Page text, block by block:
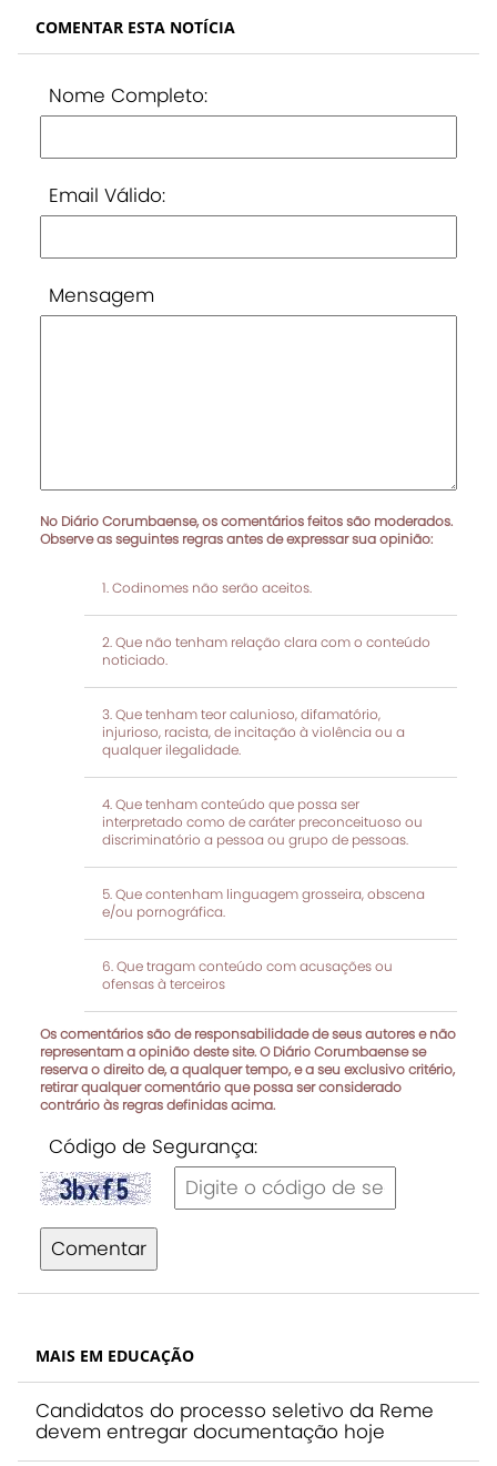
COMENTAR ESTA NOTÍCIA
Nome Completo:
Email Válido:
Mensagem
No Diário Corumbaense, os comentários feitos são moderados.
Observe as seguintes regras antes de expressar sua opinião:
Codinomes não serão aceitos.
Que não tenham relação clara com o conteúdo
noticiado.
Que tenham teor calunioso, difamatório,
injurioso, racista, de incitação à violência ou a
qualquer ilegalidade.
Que tenham conteúdo que possa ser
interpretado como de caráter preconceituoso ou
discriminatório a pessoa ou grupo de pessoas.
Que contenham linguagem grosseira, obscena
e/ou pornográfica.
Que tragam conteúdo com acusações ou
ofensas à terceiros
Os comentários são de responsabilidade de seus autores e não
representam a opinião deste site. O Diário Corumbaense se
reserva o direito de, a qualquer tempo, e a seu exclusivo critério,
retirar qualquer comentário que possa ser considerado
contrário às regras definidas acima.
Código de Segurança:
Comentar
MAIS EM EDUCAÇÃO
Candidatos do processo seletivo da Reme
devem entregar documentação hoje